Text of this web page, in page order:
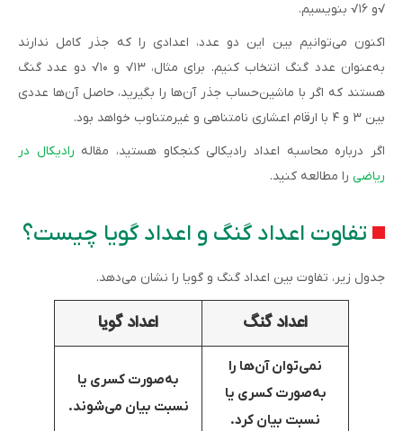
√و ۱۶√ بنویسیم.
اکنون می‌توانیم بین این دو عدد، اعدادی را که جذر کامل ندارند
به‌عنوان عدد گنگ انتخاب کنیم. برای مثال، ۱۳√ و ۱۰√ دو عدد گنگ
هستند که اگر با ماشین‌حساب جذر آن‌ها را بگیرید، حاصل آن‌ها عددی
بین ۳ و ۴ با ارقام اعشاری نامتناهی و غیرمتناوب خواهد بود.
اگر درباره محاسبه اعداد رادیکالی کنجکاو هستید، مقاله رادیکال در
ریاضی را مطالعه کنید.
تفاوت اعداد گنگ و اعداد گویا چیست؟
جدول زیر، تفاوت بین اعداد گنگ و گویا را نشان می‌دهد.
اعداد گنگ اعداد گویا
نمی‌توان آن‌ها را
به‌صورت کسری یا
نسبت بیان کرد.
به‌صورت کسری یا
نسبت بیان می‌شوند.